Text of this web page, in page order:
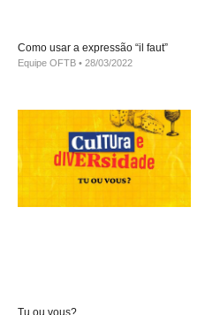
Como usar a expressão “il faut”
Equipe OFTB 28/03/2022